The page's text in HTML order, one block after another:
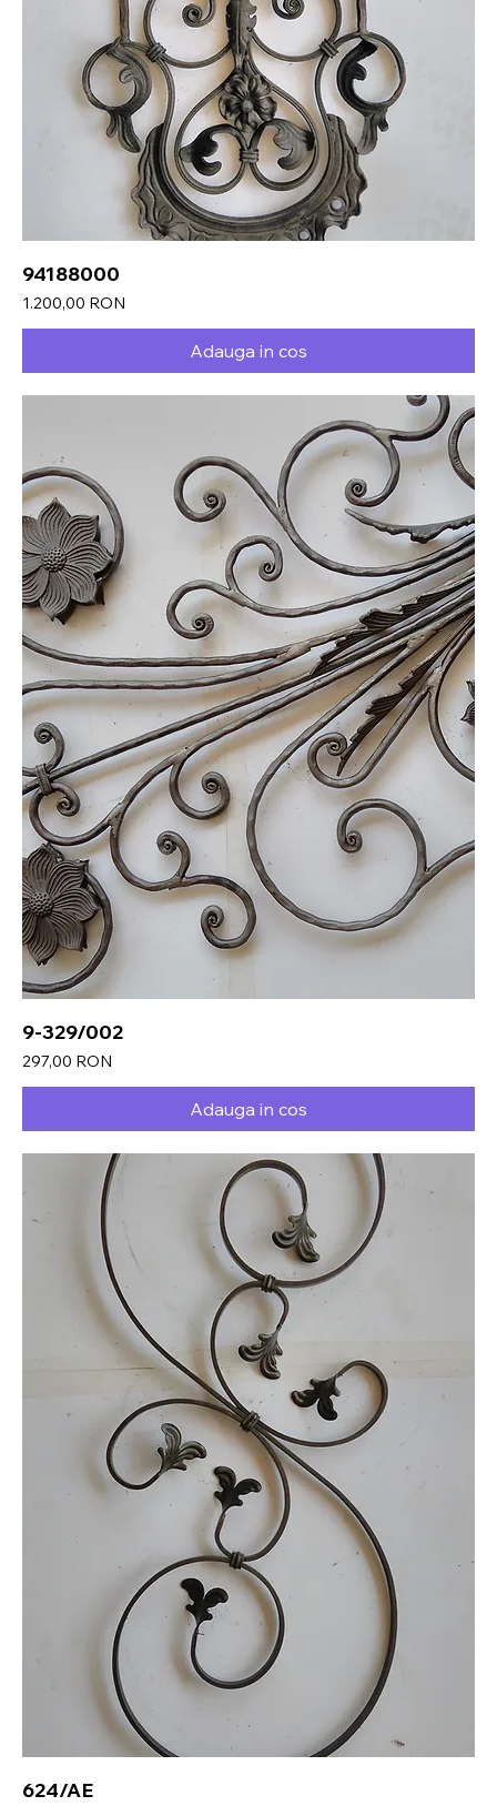
94188000
Preț
1.200,00 RON
Adauga in cos
9-329/002
Preț
297,00 RON
Adauga in cos
624/AE